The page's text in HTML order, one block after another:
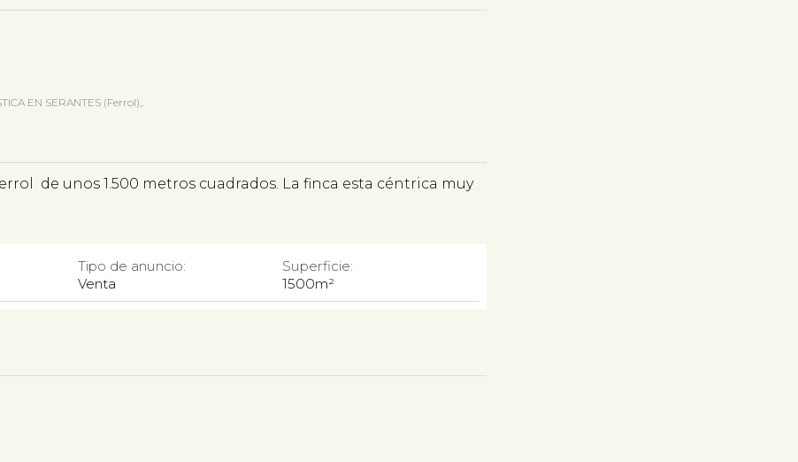
EN SERANTES (Ferrol),.
de unos 1.500 metros cuadrados. La finca esta céntrica muy
Tipo de anuncio:
Venta
Superficie:
1500m²